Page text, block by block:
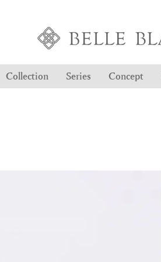
Collection Series Concept